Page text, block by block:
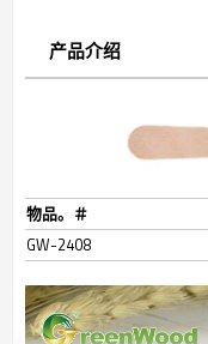
产品介绍
物品。＃
GW-2408